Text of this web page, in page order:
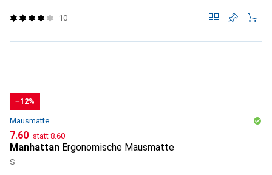
10
−12%
Mausmatte
CHF
7.60 statt CHF
8.60
Manhattan Ergonomische Mausmatte
S